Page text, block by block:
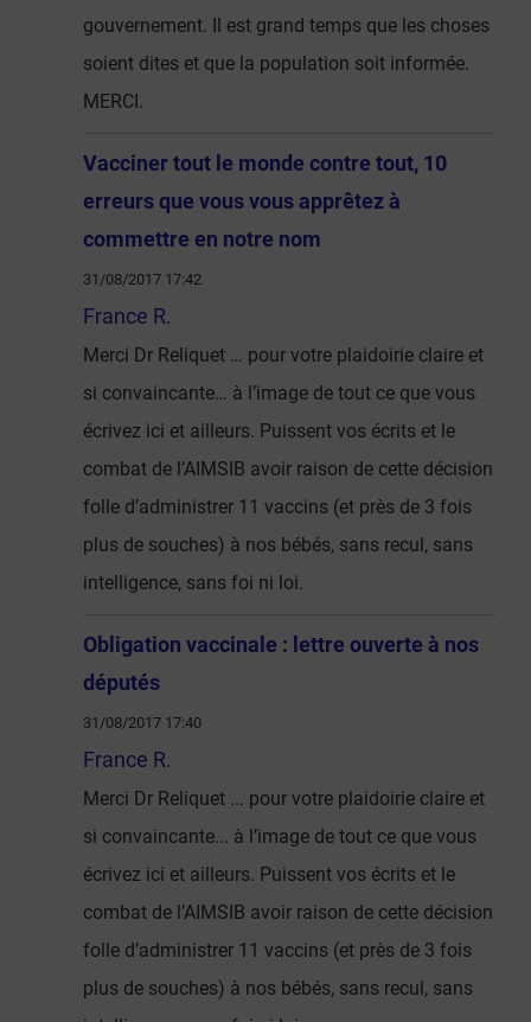
gouvernement. Il est grand temps que les choses
soient dites et que la population soit informée.
MERCI.
Vacciner tout le monde contre tout, 10
erreurs que vous vous apprêtez à
commettre en notre nom
31/08/2017 17:42
France R.
Merci Dr Reliquet … pour votre plaidoirie claire et
si convaincante… à l’image de tout ce que vous
écrivez ici et ailleurs. Puissent vos écrits et le
combat de l’AIMSIB avoir raison de cette décision
folle d’administrer 11 vaccins (et près de 3 fois
plus de souches) à nos bébés, sans recul, sans
intelligence, sans foi ni loi.
Obligation vaccinale : lettre ouverte à nos
députés
31/08/2017 17:40
France R.
Merci Dr Reliquet ... pour votre plaidoirie claire et
si convaincante... à l’image de tout ce que vous
écrivez ici et ailleurs. Puissent vos écrits et le
combat de l’AIMSIB avoir raison de cette décision
folle d’administrer 11 vaccins (et près de 3 fois
plus de souches) à nos bébés, sans recul, sans